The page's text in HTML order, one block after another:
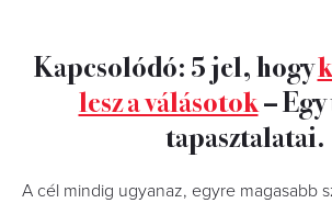
Kapcsolódó: 5 jel, hogy
lesz a válásotok– Egy
tapasztalatai.
A cél mindig ugyanaz, egyre magasabb